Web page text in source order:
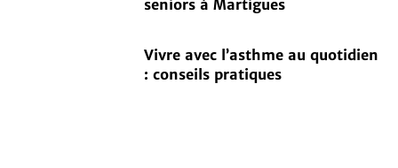
seniors à Martigues
Vivre avec l’asthme au quotidien
: conseils pratiques